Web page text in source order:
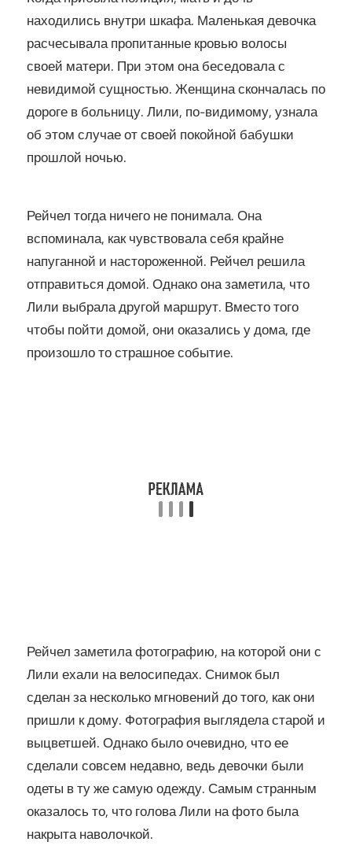
находились внутри шкафа. Маленькая девочка
расчесывала пропитанные кровью волосы
своей матери. При этом она беседовала с
невидимой сущностью. Женщина скончалась по
дороге в больницу. Лили, по-видимому, узнала
об этом случае от своей покойной бабушки
прошлой ночью.
Рейчел тогда ничего не понимала. Она
вспоминала, как чувствовала себя крайне
напуганной и настороженной. Рейчел решила
отправиться домой. Однако она заметила, что
Лили выбрала другой маршрут. Вместо того
чтобы пойти домой, они оказались у дома, где
произошло то страшное событие.
Рейчел заметила фотографию, на которой они с
Лили ехали на велосипедах. Снимок был
сделан за несколько мгновений до того, как они
пришли к дому. Фотография выглядела старой и
выцветшей. Однако было очевидно, что ее
сделали совсем недавно, ведь девочки были
одеты в ту же самую одежду. Самым странным
оказалось то, что голова Лили на фото была
накрыта наволочкой.